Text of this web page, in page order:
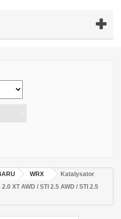
WRX
Katalysator
XT AWD / STI 2.5 AWD / STI 2.5